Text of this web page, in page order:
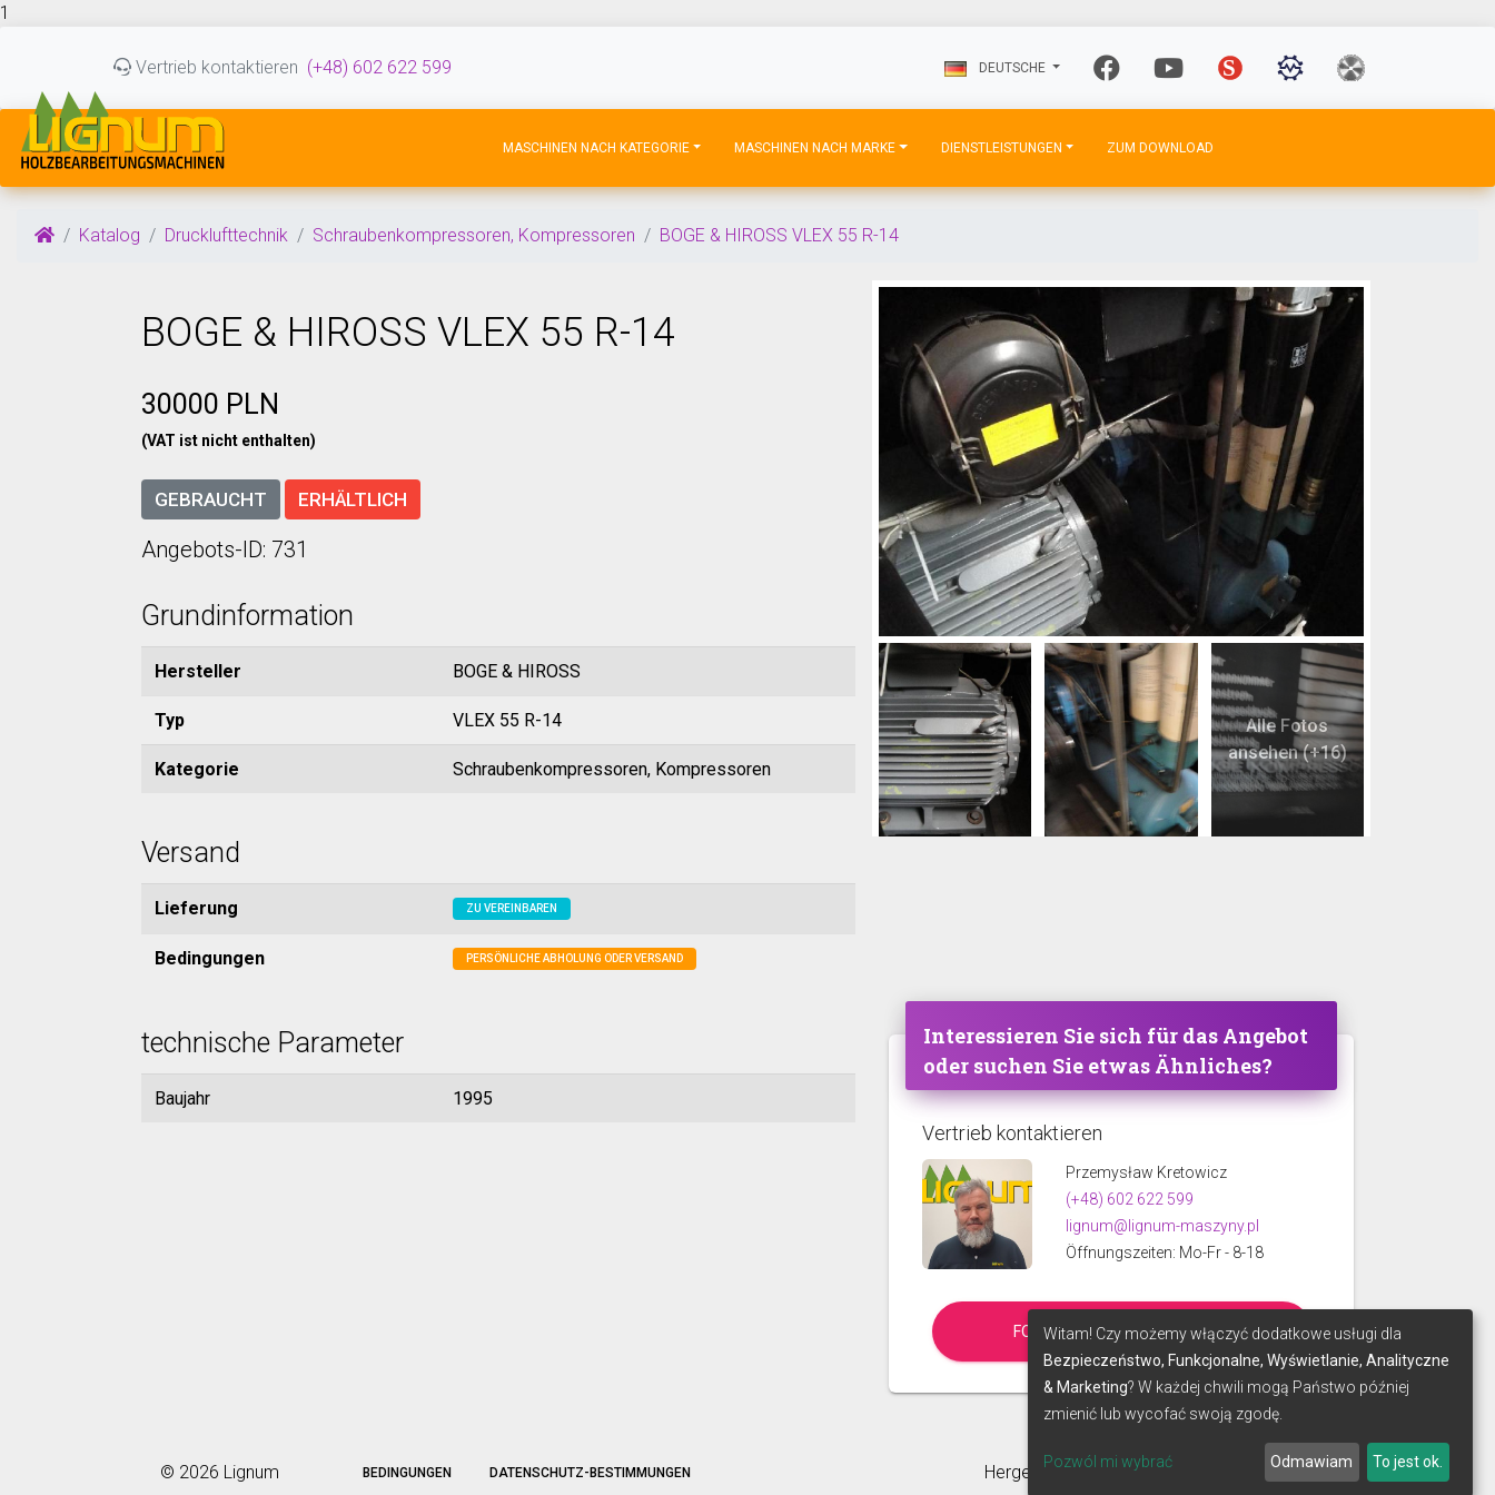
1
Vertrieb kontaktieren (+48) 602 622 599 DEUTSCHE
MASCHINEN NACH KATEGORIE MASCHINEN NACH MARKE DIENSTLEISTUNGEN ZUM DOWNLOAD
Katalog Drucklufttechnik Schraubenkompressoren, Kompressoren BOGE & HIROSS VLEX 55 R-14
BOGE & HIROSS VLEX 55 R-14
30000 PLN
(VAT ist nicht enthalten)
GEBRAUCHT ERHÄLTLICH
Angebots-ID: 731
Grundinformation
Hersteller BOGE & HIROSS
Typ VLEX 55 R-14
Kategorie Schraubenkompressoren, Kompressoren
Versand
Lieferung ZU VEREINBAREN
Bedingungen PERSÖNLICHE ABHOLUNG ODER VERSAND
Alle Fotos
ansehen (+16)
Interessieren Sie sich für das Angebot
oder suchen Sie etwas Ähnliches?
Vertrieb kontaktieren
Przemysław Kretowicz
(+48) 602 622 599
lignum@lignum-maszyny.pl
Öffnungszeiten: Mo-Fr - 8-18
FORDERN SIE EIN ANGEBOT AN
technische Parameter
Baujahr 1995
© 2026 Lignum BEDINGUNGEN DATENSCHUTZ-BESTIMMUNGEN Hergestellt mit von make-SOFT
Witam! Czy możemy włączyć dodatkowe usługi dla
Bezpieczeństwo, Funkcjonalne, Wyświetlanie, Analityczne
& Marketing? W każdej chwili mogą Państwo później
zmienić lub wycofać swoją zgodę.
Pozwól mi wybrać Odmawiam To jest ok.